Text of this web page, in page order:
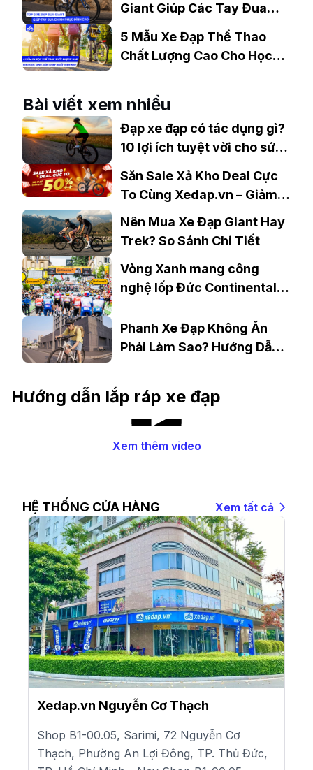
Giant Giúp Các Tay Đua
Chinh Phục Đỉnh Cao
5 Mẫu Xe Đạp Thể Thao
Chất Lượng Cao Cho Học
Bài viết xem nhiều
Đạp xe đạp có tác dụng gì?
10 lợi ích tuyệt vời cho sức
Săn Sale Xả Kho Deal Cực
To Cùng Xedap.vn – Giảm
Giá Đến 50%++
Nên Mua Xe Đạp Giant Hay
Trek? So Sánh Chi Tiết
Vòng Xanh mang công
nghệ lốp Đức Continental
xe Việt Nam
Phanh Xe Đạp Không Ăn
Phải Làm Sao? Hướng Dẫn
Hướng dẫn lắp ráp xe đạp
Xem thêm video
HỆ THỐNG CỬA HÀNG Xem tất cả
Xedap.vn Nguyễn Cơ Thạch
Shop B1-00.05, Sarimi, 72 Nguyễn Cơ
Thạch, Phường An Lợi Đông, TP. Thủ Đức,